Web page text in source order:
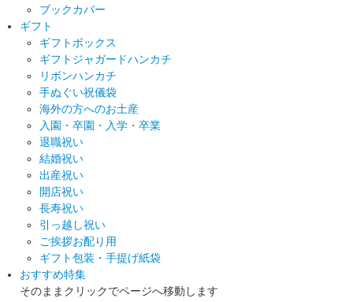
ブックカバー
ギフト
ギフトボックス
ギフトジャガードハンカチ
リボンハンカチ
手ぬぐい祝儀袋
海外の方へのお土産
入園・卒園・入学・卒業
退職祝い
結婚祝い
出産祝い
開店祝い
長寿祝い
引っ越し祝い
ご挨拶お配り用
ギフト包装・手提げ紙袋
おすすめ特集
そのままクリックでページへ移動します